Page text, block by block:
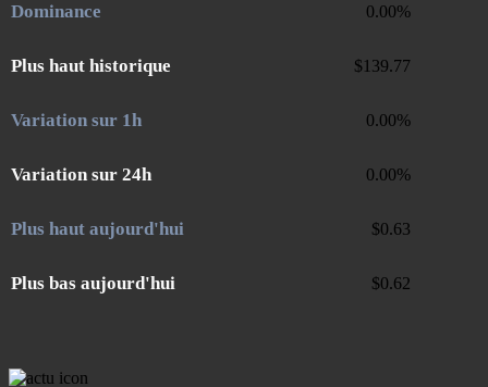
Dominance 0.00%
Plus haut historique $139.77
Variation sur 1h 0.00%
Variation sur 24h 0.00%
Plus haut aujourd'hui $0.63
Plus bas aujourd'hui $0.62